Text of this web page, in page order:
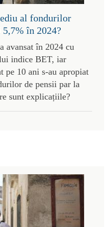
al fondurilor
în 2024?
avansat în 2024 cu
indice BET, iar
pe 10 ani s-au apropiat
de pensii par la
sunt explicațiile?